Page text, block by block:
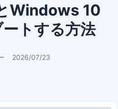
Windows 10
トする方法
2026/07/23